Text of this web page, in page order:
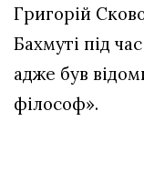
Григорій
Бахмуті під
адже був
філософ».